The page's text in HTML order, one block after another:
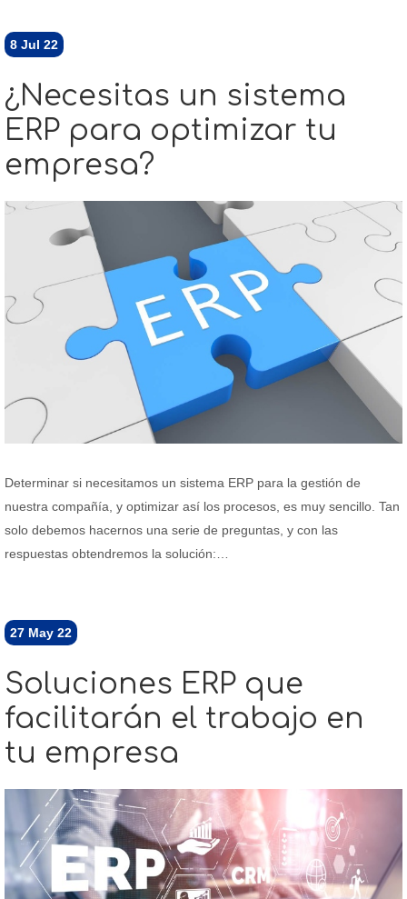
8 Jul 22
¿Necesitas un sistema
ERP para optimizar tu
empresa?
Determinar si necesitamos un sistema ERP para la gestión de
nuestra compañía, y optimizar así los procesos, es muy sencillo. Tan
solo debemos hacernos una serie de preguntas, y con las
respuestas obtendremos la solución:…
27 May 22
Soluciones ERP que
facilitarán el trabajo en
tu empresa